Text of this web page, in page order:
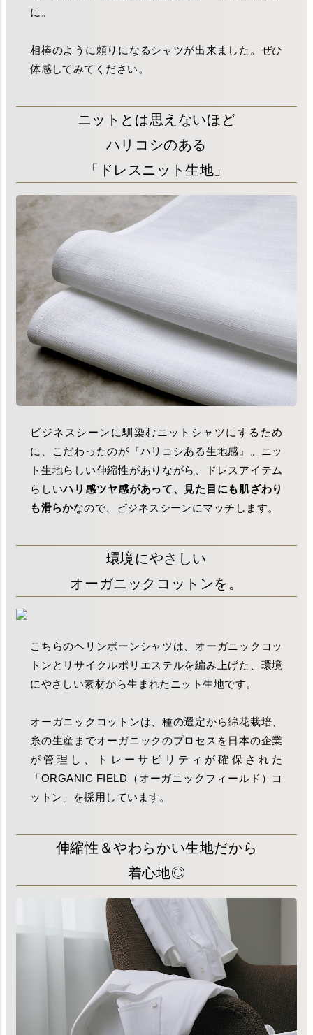
に。
相棒のように頼りになるシャツが出来ました。ぜひ
体感してみてください。
ニットとは思えないほど
ハリコシのある
「ドレスニット生地」
ビジネスシーンに馴染むニットシャツにするため
に、こだわったのが『ハリコシある生地感』。ニッ
ト生地らしい伸縮性がありながら、ドレスアイテム
らしいハリ感ツヤ感があって、見た目にも肌ざわり
も滑らかなので、ビジネスシーンにマッチします。
環境にやさしい
オーガニックコットンを。
こちらのヘリンボーンシャツは、オーガニックコッ
トンとリサイクルポリエステルを編み上げた、環境
にやさしい素材から生まれたニット生地です。
オーガニックコットンは、種の選定から綿花栽培、
糸の生産までオーガニックのプロセスを日本の企業
が管理し、トレーサビリティが確保された
「ORGANIC FIELD（オーガニックフィールド）コ
ットン」を採用しています。
伸縮性＆やわらかい生地だから
着心地◎